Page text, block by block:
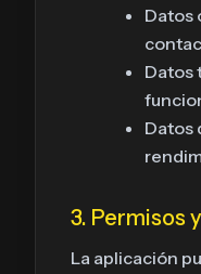
Datos
Datos
Datos
3. Permisos
La aplicación